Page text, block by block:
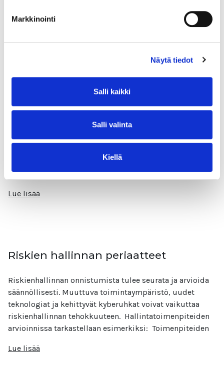
Markkinointi
Näytä tiedot
Salli kaikki
Salli valinta
Kiellä
Lue lisää
Esimerkki riskien arvioinnista ja
Kuvitellaan yritys nimeltä Firmanen Oy, joka on
keskikokoinen ohjelmistoyritys. Firmanen haluaa
kyberturvariskejä. Firmasella on muun muassa käytössä
verkkolevy, jotka käyttävät yrityksen asiakaspalvelu,
Lue lisää
Riskien hallinnan periaatteet
Riskienhallinnan onnistumista tulee seurata ja arvioida
säännöllisesti. Muuttuva toimintaympäristö, uudet
teknologiat ja kehittyvät kyberuhkat voivat vaikuttaa
riskienhallinnan tehokkuuteen. Hallintatoimenpiteiden
arvioinnissa tarkastellaan esimerkiksi: Toimenpiteiden
Lue lisää